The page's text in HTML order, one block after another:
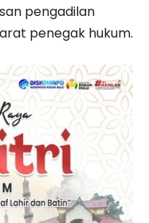
pengadilan
penegak hukum.